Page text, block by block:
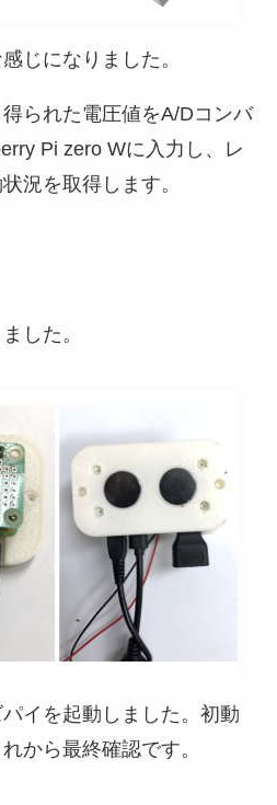
じになりました。
られた電圧値をA/Dコンバ
Pi zero Wに入力し、レ
況を取得します。
した。
イを起動しました。初動
から最終確認です。